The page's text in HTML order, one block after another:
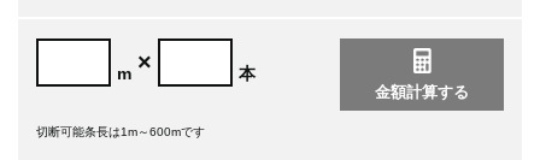
m × 本
切断可能条長は1m～600mです